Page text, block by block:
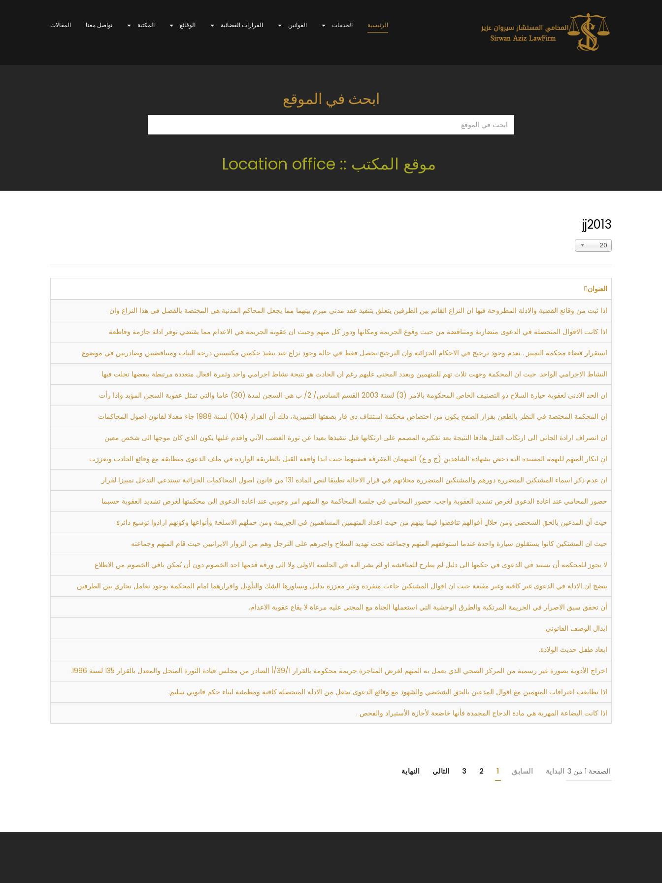
الرئيسية الخدمات القوانين القرارات القضائية الوقائع المكتبة تواصل معنا المقالات
ابحث في الموقع
ابحث
في
موقع المكتب :: Location office
jj2013
عدد
20
العنوان
اذا ثبت من وقائع القضية والادلة المطروحة فيها ان النزاع القائم بين الطرفين يتعلق بتنفيذ عقد مدني مبرم بينهما مما يجعل المحاكم المدنية هي المختصة بالفصل في هذا النزاع وان
اذا كانت الاقوال المتحصلة في الدعوى متضاربة ومتناقضة من حيث وقوع الجريمة ومكانها ودور كل متهم وحيث ان عقوبة الجريمة هي الاعدام مما يقتضي توفر ادلة جازمة وقاطعة
استقرار قضاء محكمة التمييز . بعدم وجود ترجيح في الاحكام الجزائية وان الترجيح يحصل فقط في حالة وجود نزاع عند تنفيذ حكمين مكتسبين درجة البنات ومتناقضيين وصادريين في موضوع
النشاط الاجرامي الواحد. حيث ان المحكمة وجهت ثلاث تهم للمتهمين وبعدد المجنى عليهم رغم ان الحادث هو نتيجة نشاط اجرامي واحد وثمرة افعال متعددة مرتبطة ببعضها تجلت فيها
ان الحد الادنى لعقوبة حيازة السلاح ذو التصنيف الخاص المحكومة بالامر (3) لسنة 2003 القسم السادس/ 2/ ب هي السجن لمدة (30) عاما والتي تمثل عقوبة السجن المؤبد واذا رأت
ان المحكمة المختصة في النظر بالطعن بقرار الصفح يكون من اختصاص محكمة استئناف ذي قار بصفتها التمييزية، ذلك أن القرار (104) لسنة 1988 جاء معدلا لقانون اصول المحاكمات
ان انصراف ارادة الجاني الى ارتكاب القتل هادفا النتيجة بعد تفكيره المصمم على ارتكابها قبل تنفيذها بعيدا عن ثورة الغضب الآني واقدم عليها يكون الذي كان موجها الى شخص معين
ان انكار المتهم للتهمة المسندة اليه دحض بشهادة الشاهدين (ح و ع) المتهمان المفرقة قضيتهما حيث ايدا واقعة القتل بالطريقة الواردة في ملف الدعوى متطابقة مع وقائع الحادث وتعززت
ان عدم ذكر اسماء المشتكين المتضررة دورهم والمشتكين المتضررة محلاتهم في قرار الاحالة تطبيقا لنص المادة 131 من قانون اصول المحاكمات الجزائية تستدعي التدخل تمييزا لقرار
حضور المحامي عند اعادة الدعوى لغرض تشديد العقوبة واجب. حضور المحامي في جلسة المحاكمة مع المتهم امر وجوبي عند اعادة الدعوى الى محكمتها لغرض تشديد العقوبة حسبما
حيث أن المدعين بالحق الشخصي ومن خلال أقوالهم تناقضوا فيما بينهم من حيث اعداد المتهمين المساهمين في الجريمة ومن حملهم الاسلحة وأنواعها وكونهم ارادوا توسيع دائرة
حيث ان المشتكين كانوا يستقلون سيارة واحدة عندما استوقفهم المتهم وجماعته تحت تهديد السلاح واجبرهم على الترجل وهم من الزوار الايرانيين حيث قام المتهم وجماعته
لا يجوز للمحكمة أن تستند في الدعوى في حكمها الى دليل لم يطرح للمناقشة او لم يشر اليه في الجلسة الاولى ولا الى ورقة قدمها احد الخصوم دون أن يُمكن باقي الخصوم من الاطلاع
يتضح ان الادلة في الدعوى غير كافية وغير مقنعة حيث ان اقوال المشتكين جاءت منفردة وغير معززة بدليل ويساورها الشك والتأويل واقرارهما امام المحكمة بوجود تعامل تجاري بين الطرفين
أن تحقق سبق الاصرار في الجريمة المرتكبة والطرق الوحشية التي استعملها الجناة مع المجني عليه مرعاة لا يقاع عقوبة الاعدام.
ابدال الوصف القانوني.
ابعاد طفل حديث الولادة.
اخراج الأدوية بصورة غير رسمية من المركز الصحي الذي يعمل به المتهم لغرض المتاجرة جريمة محكومة بالقرار 39/1/أ الصادر من مجلس قيادة الثورة المنحل والمعدل بالقرار 135 لسنة 1996.
اذا تطابقت اعترافات المتهمين مع اقوال المدعين بالحق الشخصي والشهود مع وقائع الدعوى يجعل من الادلة المتحصلة كافية ومطمئنة لبناء حكم قانوني سليم.
اذا كانت البضاعة المهربة هي مادة الدجاج المجمدة فأنها خاضعة لأجازة الأستيراد والفحص .
الصفحة 1 من 3 البداية السابق 1
2
3 التالي النهاية